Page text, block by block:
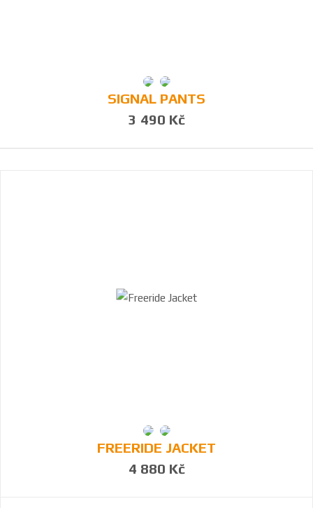
SIGNAL PANTS
3 490 Kč
FREERIDE JACKET
4 880 Kč